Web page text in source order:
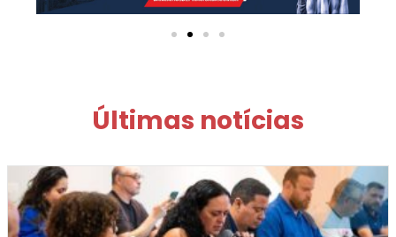
Últimas notícias